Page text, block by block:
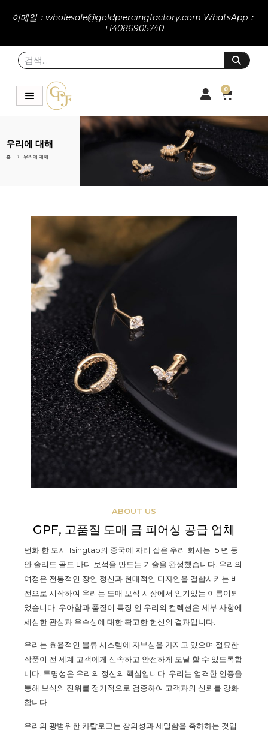
이메일：wholesale@goldpiercingfactory.com WhatsApp：
+14086905740
0
우리에 대해
홈 우리에 대해
ABOUT US
GPF, 고품질 도매 금 피어싱 공급 업체
번화 한 도시 Tsingtao의 중국에 자리 잡은 우리 회사는 15 년 동
안 솔리드 골드 바디 보석을 만드는 기술을 완성했습니다. 우리의
여정은 전통적인 장인 정신과 현대적인 디자인을 결합시키는 비
전으로 시작하여 우리는 도매 보석 시장에서 인기있는 이름이되
었습니다. 우아함과 품질이 특징 인 우리의 컬렉션은 세부 사항에
세심한 관심과 우수성에 대한 확고한 헌신의 결과입니다.
우리는 효율적인 물류 시스템에 자부심을 가지고 있으며 절묘한
작품이 전 세계 고객에게 신속하고 안전하게 도달 할 수 있도록합
니다. 투명성은 우리의 정신의 핵심입니다. 우리는 엄격한 인증을
통해 보석의 진위를 정기적으로 검증하여 고객과의 신뢰를 강화
합니다.
우리의 광범위한 카탈로그는 창의성과 세밀함을 축하하는 것입